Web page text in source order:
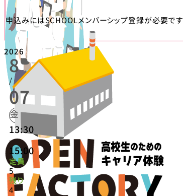
申込みにはSCHOOLメンバーシップ登録が必要です
2026
8
/
07
金
13:30
-
15:00
定員
5
残り
4